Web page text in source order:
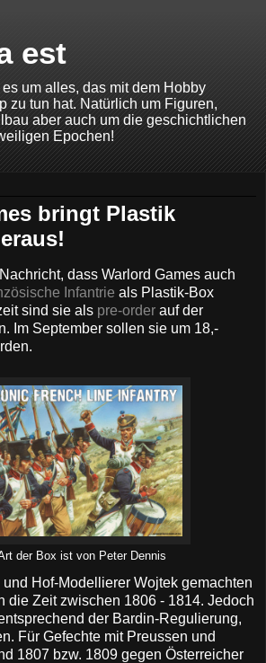
est
um alles, das mit dem Hobby
zu tun hat. Natürlich um Figuren,
aber auch um die geschichtlichen
Epochen!
bringt Plastik
dass Warlord Games auch
Infantrie als Plastik-Box
sind sie als pre-order auf der
Im September sollen sie um 18,-
der Box ist von Peter Dennis
Hof-Modellierer Wojtek gemachten
die Zeit zwischen 1806 - 1814. Jedoch
der Bardin-Regulierung,
Für Gefechte mit Preussen und
1807 bzw. 1809 gegen Österreicher